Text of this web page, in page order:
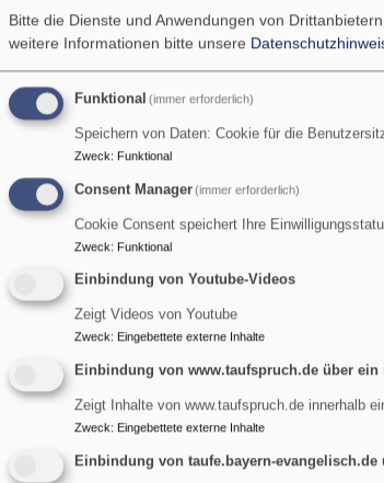
in Kolbermoor Kindergärten in Kolbermoor
- Naturgruppe
ist einzigartig durch den Besitz von
– 13.00 Uhrin der Naturgruppe betreut
entfernt, in unserem Haupthaus in der
Auf dem großzügigen Grundstück haben die
frei zu bewegen, sowie sich im Tipi oder
und gewerkelt werden. Die
wird auch das Altenheim, die
eine längere Betreuung benötigen,
Haus oder im Garten die weitere Zeit zu
Bitte die Dienste und Anwendungen von
weitere Informationen bitte unsere
Funktional (immer erforderlich)
Speichern von Daten: Cookie für die
Zweck: Funktional
Consent Manager(immer erforderlich)
Cookie Consent speichert Ihre
Zweck: Funktional
Einbindung von Youtube-Videos
Zeigt Videos von Youtube
Zweck: Eingebettete externe Inhalte
Einbindung von www.taufspruch.de über ein
Zeigt Inhalte von www.taufspruch.de innerhalb
Zweck: Eingebettete externe Inhalte
Einbindung von taufe.bayern-evangelisch.de